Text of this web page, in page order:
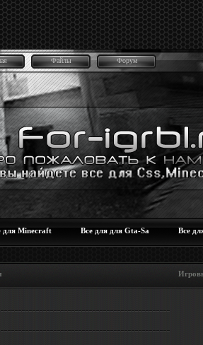
Файлы Форум
для Minecraft Все для для Gta-Sa Все
темы Игровые